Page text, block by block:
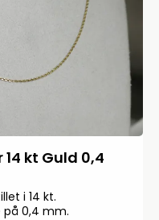
kt Guld 0,4
i 14 kt.
på 0,4 mm.